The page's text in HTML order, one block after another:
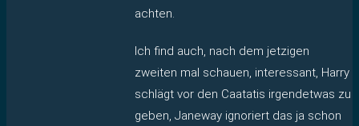
achten.
Ich find auch, nach dem jetzigen
zweiten mal schauen, interessant, Harry
schlägt vor den Caatatis irgendetwas zu
geben, Janeway ignoriert das ja schon